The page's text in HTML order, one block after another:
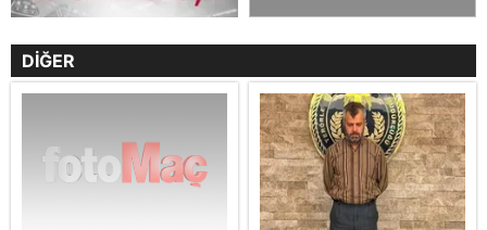
DİĞER